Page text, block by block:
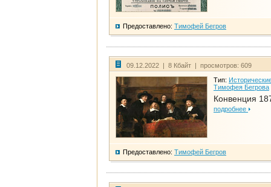
Предоставлено: Тимофей Бегров
09.12.2022 | 8 Кбайт | просмотров: 609
Тип:
Тимофея Бегрова
Конвенция
подробнее
Предоставлено: Тимофей Бегров